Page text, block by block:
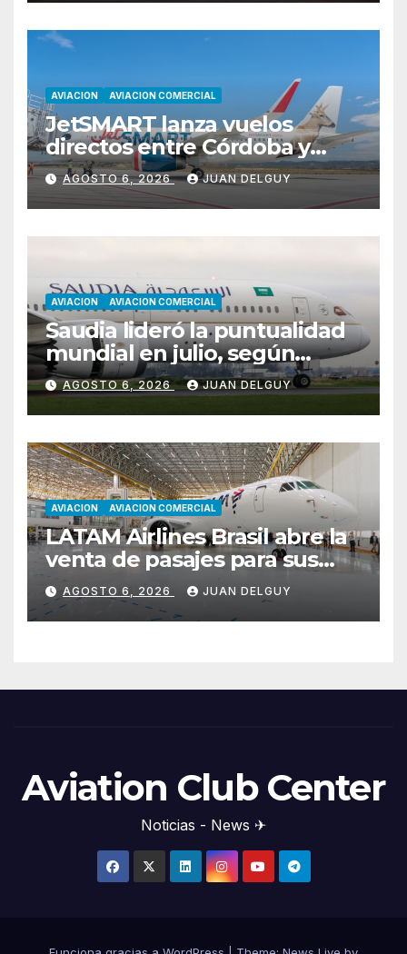
AVIACION AVIACION COMERCIAL
JetSMART lanza vuelos
directos entre Córdoba y
Florianópolis
AGOSTO 6, 2026 JUAN DELGUY
AVIACION AVIACION COMERCIAL
Saudia lideró la puntualidad
mundial en julio, según
Cirium
AGOSTO 6, 2026 JUAN DELGUY
AVIACION AVIACION COMERCIAL
LATAM Airlines Brasil abre la
venta de pasajes para sus
nuevos Embraer E195-E2 y
anuncia la expansión de su
red
AGOSTO 6, 2026 JUAN DELGUY
Aviation Club Center
Noticias - News ✈